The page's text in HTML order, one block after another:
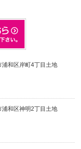
和区岸町4丁目土地
和区神明2丁目土地